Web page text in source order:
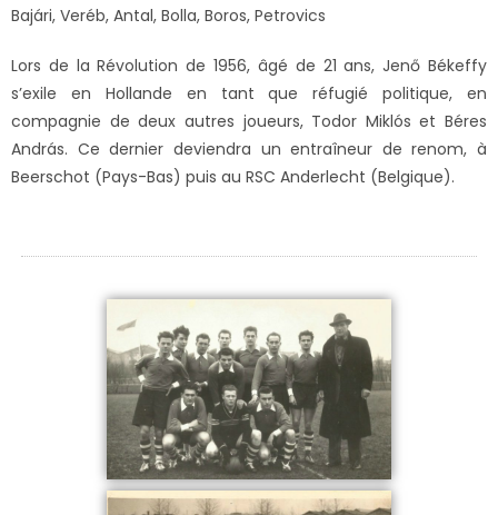
Bajári, Veréb, Antal, Bolla, Boros, Petrovics
Lors de la Révolution de 1956, âgé de 21 ans, Jenő Békeffy
s’exile en Hollande en tant que réfugié politique, en
compagnie de deux autres joueurs, Todor Miklós et Béres
András. Ce dernier deviendra un entraîneur de renom, à
Beerschot (Pays-Bas) puis au RSC Anderlecht (Belgique).